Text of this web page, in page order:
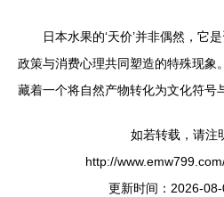
日本水果的‘天价’并非偶然，它
政策与消费心理共同塑造的特殊现象
藏着一个将自然产物转化为文化符号
如若转载，请注
http://
更新时间：2026-